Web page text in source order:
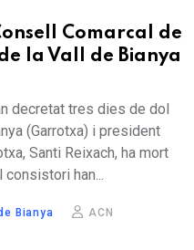
Comarcal de
la Vall de Bianya
decretat tres dies de dol
(Garrotxa) i president
Santi Reixach, ha mort
han...
Bianya ACN